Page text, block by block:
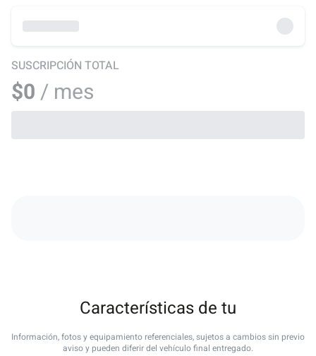
SUSCRIPCIÓN TOTAL
$0/ mes
Características de tu
Información, fotos y equipamiento referenciales, sujetos a cambios sin previo
aviso y pueden diferir del vehículo final entregado.